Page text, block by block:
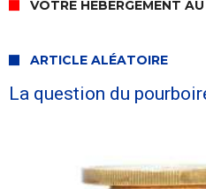
VOTRE HÉBERGEMENT
ARTICLE ALÉATOIRE
La question du